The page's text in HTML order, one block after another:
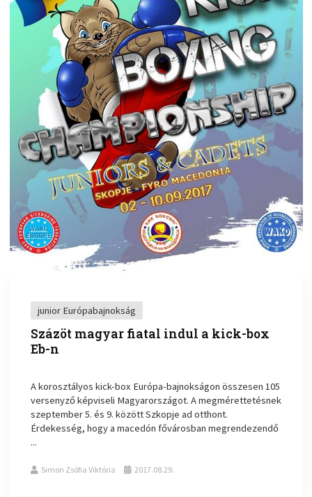
junior Európabajnokság
Százöt magyar fiatal indul a kick-box
Eb-n
A korosztályos kick-box Európa-bajnokságon összesen 105
versenyző képviseli Magyarországot. A megmérettetésnek
szeptember 5. és 9. között Szkopje ad otthont.
Érdekesség, hogy a macedón fővárosban megrendezendő
...
Simon Zsófia Viktória 2017.08.29.